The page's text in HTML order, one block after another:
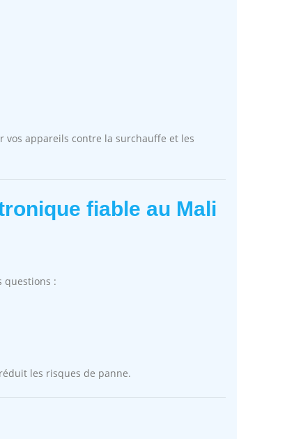
appareils contre la surchauffe et les
fiable au Mali
questions :
les risques de panne.